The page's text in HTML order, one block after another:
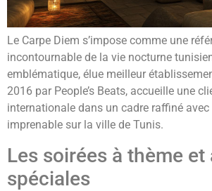
Le Carpe Diem s’impose comme une
incontournable de la vie nocturne
emblématique, élue meilleur
2016 par People’s Beats, accueille une
internationale dans un cadre raffiné avec
imprenable sur la ville de Tunis.
Les soirées à thème
spéciales